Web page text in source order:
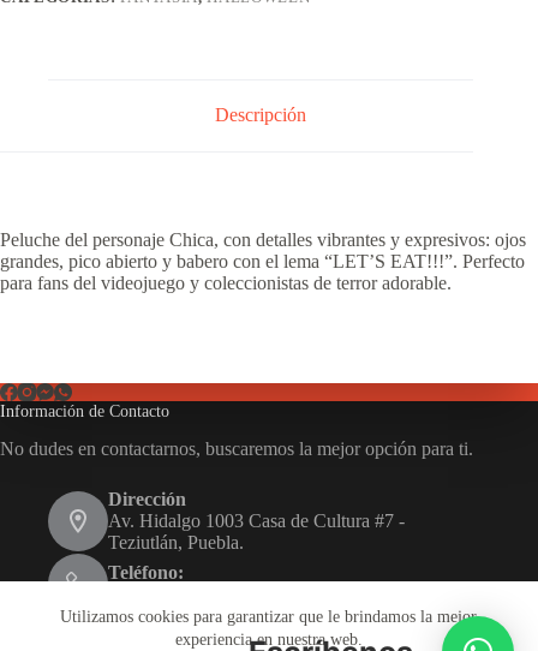
Utilizamos cookies para garantizar que le brindamos la mejor
experiencia en nuestra web.
Descripción
Peluche del personaje Chica, con detalles vibrantes y expresivos: ojos
grandes, pico abierto y babero con el lema “LET’S EAT!!!”. Perfecto
para fans del videojuego y coleccionistas de terror adorable.
Información de Contacto
No dudes en contactarnos, buscaremos la mejor opción para ti.
Dirección
Av. Hidalgo 1003 Casa de Cultura #7 -
Teziutlán, Puebla.
Teléfono: